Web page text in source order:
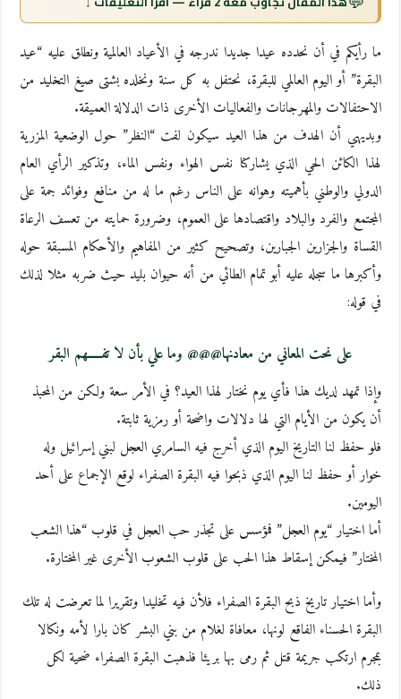
ما رأيكم في أن نحدده عيدا جديدا ندرجه في الأعياد العالمية ونطلق عليه “عيد
البقرة” أو اليوم العالمي للبقرة، نحتفل به كل سنة ونخلده بشتى صيغ التخليد من
الاحتفالات والمهرجانات والفعاليات الأخرى ذات الدلالة العميقة.
وبديهي أن الهدف من هذا العيد سيكون لفت “النظر” حول الوضعية المزرية
لهذا الكائن الحي الذي يشاركنا نفس الهواء ونفس الماء، وتذكير الرأي العام
الدولي والوطني بأهميته وهوانه على الناس رغم ما له من منافع وفوائد جمة على
المجتمع والفرد والبلاد واقتصادها على العموم، وضرورة حمايته من تعسف الرعاة
القساة والجزارين الجبارين، وتصحيح كثير من المفاهيم والأحكام المسبقة حوله
وأكبرها ما سجله عليه أبو تمام الطائي من أنه حيوان بليد حيث ضربه مثلا لذلك
في قوله:
على نحت المعاني من معادنها@@@ وما علي بأن لا تفـــــهم البقر
وإذا تمهد لديك هذا فأي يوم نختار لهذا العيد؟ في الأمر سعة ولكن من المحبذ
أن يكون من الأيام التي لها دلالات واضحة أو رمزية ثابتة.
فلو حفظ لنا التاريخ اليوم الذي أخرج فيه السامري العجل لبني إسرائيل وله
خوار أو حفظ لنا اليوم الذي ذبحوا فيه البقرة الصفراء لوقع الإجماع على أحد
اليومين.
أما اختيار “يوم العجل” فمؤسس على تجذر حب العجل في قلوب “هذا الشعب
المختار” فيمكن إسقاط هذا الحب على قلوب الشعوب الأخرى غير المختارة.
وأما اختيار تاريخ ذبح البقرة الصفراء فلأن فيه تخليدا وتقريرا لما تعرضت له تلك
البقرة الحسناء الفاقع لونها، معافاة لغلام من بني البشر كان بارا لأمه ونكالا
بمجرم ارتكب جريمة قتل ثم رمى بها بريئا فذهبت البقرة الصفراء ضحية لكل
ذلك.